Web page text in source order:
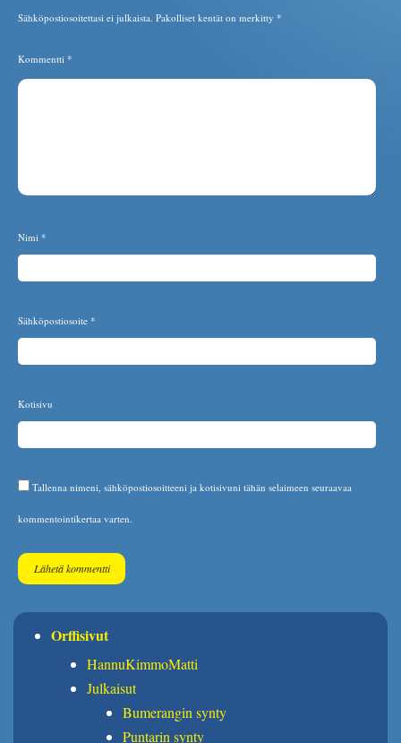
Sähköpostiosoitettasi ei julkaista. Pakolliset kentät on merkitty *
Kommentti *
Nimi *
Sähköpostiosoite *
Kotisivu
Tallenna nimeni, sähköpostiosoitteeni ja kotisivuni tähän selaimeen seuraavaa
kommentointikertaa varten.
Orffisivut
HannuKimmoMatti
Julkaisut
Bumerangin synty
Puntarin synty